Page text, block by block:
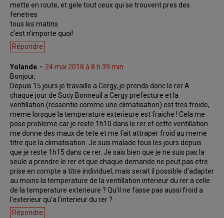
mette en route, et gele tout ceux qui se trouvent pres des
fenetres
tous les matins
c’est n’importe quoi!
Répondre
Yolande
24 mai 2018 à 8 h 39 min
Bonjour,
Depuis 15 jours je travaille a Cergy, je prends donc le rer A
chaque jour de Sucy Bonneuil a Cergy prefecture et la
ventillation (ressentie comme une climatisation) est tres froide,
meme lorsque la temperature exterieure est fraiche ! Cela me
pose probleme car je reste 1h10 dans le rer et cette ventillation
me donne des maux de tete et me fait attraper froid au meme
titre que la climatisation. Je suis malade tous les jours depuis
que je reste 1h15 dans ce rer. Je sais bien que je ne suis pas la
seule a prendre le rer et que chaque demande ne peut pas etre
prise en compte a titre individuel, mais serait il possible d’adapter
au moins la temperature de la ventillation interieur du rer a celle
de la temperature exterieure ? Qu’il ne fasse pas aussi froid a
l’exterieur qu’a l’interieur du rer ?
Répondre